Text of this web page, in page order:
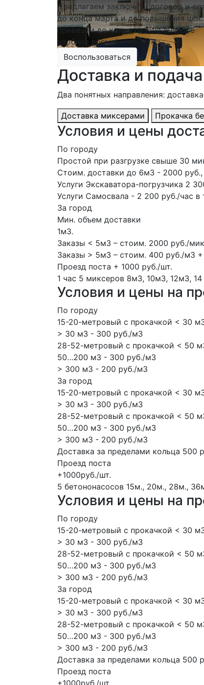
Предлагаем заключить договор и
до конца марта и до повышения
привезем до конца сезона в любое
удобное время!
Воспользоваться
Доставка и
Два понятных направления:
Доставка миксерами Прокачка
Условия и цены
По городу
Простой при разгрузке свыше 30
Стоим. доставки до 6м3 - 2000
Услуги Экскаватора-погрузчика 2
Услуги Самосвала - 2 200 руб./час в
За город
Мин. объем доставки
1м3.
Заказы < 5м3 – стоим. 2000 руб./
Заказы > 5м3 – стоим. 400 руб./м3
Проезд поста + 1000 руб./шт.
1 час 5 миксеров 8м3, 10м3, 12м3,
Условия и цены на
По городу
15-20-метровый с прокачкой < 30
> 30 м3 - 300 руб./м3
28-52-метровый с прокачкой < 50
50…200 м3 - 300 руб./м3
> 300 м3 - 200 руб./м3
За город
15-20-метровый с прокачкой < 30
> 30 м3 - 300 руб./м3
28-52-метровый с прокачкой < 50
50…200 м3 - 300 руб./м3
> 300 м3 - 200 руб./м3
Доставка за пределами кольца 500
Проезд поста
+1000руб./шт.
5 бетононасосов 15м., 20м., 28м.,
Условия и цены на
По городу
15-20-метровый с прокачкой < 30
> 30 м3 - 300 руб./м3
28-52-метровый с прокачкой < 50
50…200 м3 - 300 руб./м3
> 300 м3 - 200 руб./м3
За город
15-20-метровый с прокачкой < 30
> 30 м3 - 300 руб./м3
28-52-метровый с прокачкой < 50
50…200 м3 - 300 руб./м3
> 300 м3 - 200 руб./м3
Доставка за пределами кольца 500
Проезд поста
+1000руб./шт.